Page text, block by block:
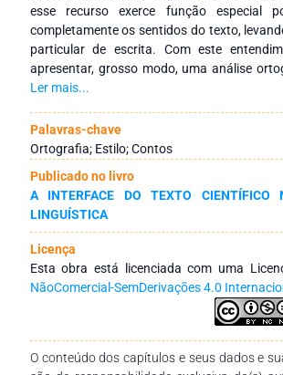
esse recurso exerce função especial
completamente os sentidos do texto,
particular de escrita. Com este
apresentar, grosso modo, uma análise
beira do mar aberto, de Caio Fernando
(2019), Jurado Filho (1996), Smith (1993),
(2020), Nogueira (2023), entre outros,
gramaticais da pontuação em
literatura de Abreu. A metodologia da
explicativa, nos termos de Gil (2002),
biográfico e analítico crítico-reflexivo. Os
contos selecionados revelam fluxos de
por meio da pontuação. Assim,
além da organização linguística. Portanto,
contos de Abreu como uma forma de
para a construção dos sentidos do texto.
Ler mais...
Palavras-chave
Ortografia; Estilo; Contos
Publicado no livro
A INTERFACE DO TEXTO CIENTÍFICO
LINGUÍSTICA
Licença
Esta obra está licenciada com uma
NãoComercial-SemDerivações 4.0
O conteúdo dos capítulos e seus dados e